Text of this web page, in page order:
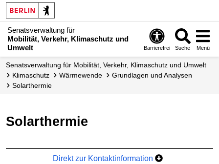
Senatsverwaltung für
Mobilität, Verkehr, Klimaschutz und
Umwelt
Barrierefrei Suche Menü
Senatsverwaltung für Mobilität, Verkehr, Klimaschutz und Umwelt
Klimaschutz
Wärmewende
Grundlagen und Analysen
Solarthermie
Solarthermie
Direkt zur Kontaktinformation